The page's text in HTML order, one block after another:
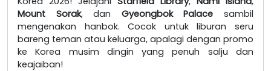
Mount Sorak, dan Gyeongbok Palace sambil
mengenakan hanbok. Cocok untuk liburan seru
bareng teman atau keluarga, apalagi dengan promo
ke Korea musim dingin yang penuh salju dan
keajaiban!